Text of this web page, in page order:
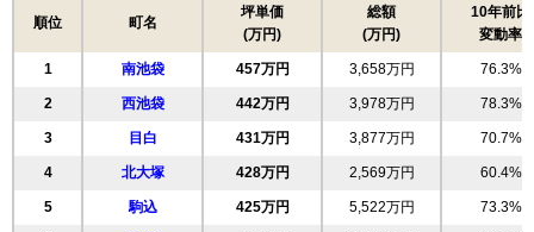
住所 東京都豊島区南大塚1丁目
交通
相場 2,810万円～3,010万円
(133.8万円/㎡~143.3万円/㎡)
マンションナビで
無料一括査定をする
順位 町名
坪単価
(万円)
総額
(万円)
10年前比
変動率
1 南池袋 457万円 3,658万円 76.3%
2 西池袋 442万円 3,978万円 78.3%
3 目白 431万円 3,877万円 70.7%
4 北大塚 428万円 2,569万円 60.4%
5 駒込 425万円 5,522万円 73.3%